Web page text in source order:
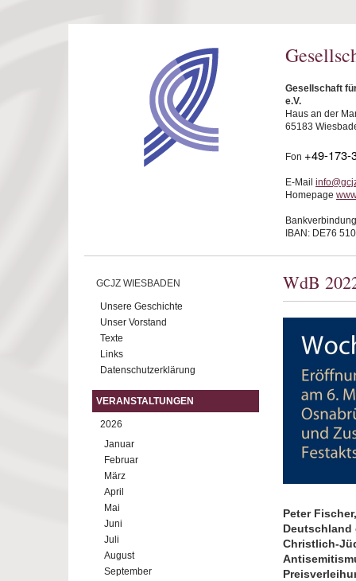
Gesellschaft
e.V.
Haus an der
65183
Fon +49-173-
E-Mail
Homepage
IBAN: DE76
GCJZ WIESBADEN
Unsere Geschichte
Unser Vorstand
Texte
Links
Datenschutzerklärung
VERANSTALTUNGEN
2026
Januar
Februar
März
April
Mai
Juni
Juli
August
September
WdB
Peter
Deutschland
Christlich-